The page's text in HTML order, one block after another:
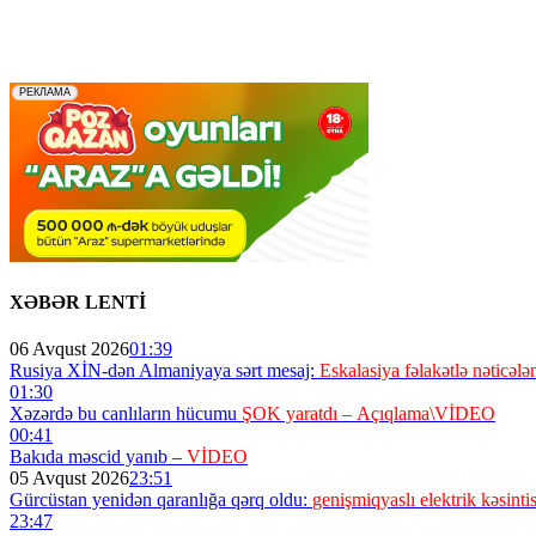
XƏBƏR LENTİ
06 Avqust 202601:39
Rusiya XİN-dən Almaniyaya sərt mesaj: Eskalasiya fəlakətlə
01:30
Xəzərdə bu canlıların hücumu ŞOK yaratdı – Açıqlama\VİDEO
00:41
Bakıda məscid yanıb – VİDEO
05 Avqust 202623:51
Gürcüstan yenidən qaranlığa qərq oldu: genişmiqyaslı elektrik
23:47